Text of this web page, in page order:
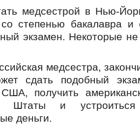
медсестрой в Нью-
со степенью бакалавра
экзамен. Некоторые
медсестра,
сдать подобный
США, получить
Штаты и
деньги.